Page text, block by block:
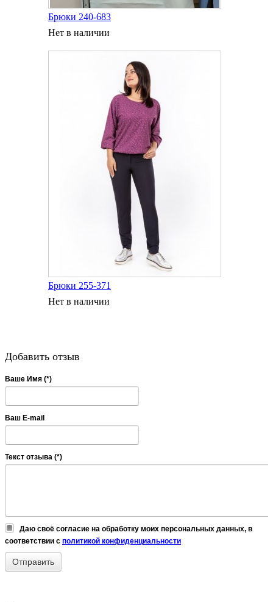
Брюки 240-683
Нет в наличии
Брюки 255-371
Нет в наличии
Добавить отзыв
Ваше Имя (*)
Ваш E-mail
Текст отзыва (*)
Даю своё согласие на обработку моих персональных данных, в
соответствии с политикой конфиденциальности